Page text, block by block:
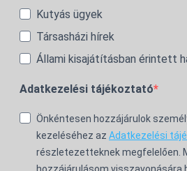
Kutyás ügyek
Társasházi hírek
Állami kisajátításban érintett
Adatkezelési tájékoztató
Önkéntesen hozzájárulok
kezeléséhez az Adatkezelési
részletezetteknek megfelelően.